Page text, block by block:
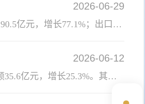
2026-06-29
1-5月份，全市外贸进出口总额335.1亿元，增长68.7%，连续4个月保持60.0%以上增速，占全区外贸总额的31.1%。其中，进口额290.5亿元，增长77.1%；出口额44.6亿元，增长28.7%。
2026-06-12
1-4月份，全市外贸进出口总额268.8亿元，同比增长75.1%，快于全区46.4个百分点。其中，进口额233.2亿元，增长86.4%；出口额35.6亿元，增长25.3%。其中，4月当月进出口额73.7亿元，同比增长60.5%，创历史新高。甘其毛都口岸进出口货运量1841.4万吨，增长51.3%，较一季度加快4.8个百分点。其中，进口煤炭、铜精粉分别增长51.3%、54.7%；出口货物增长39.0%，较一季度加快28.9个百分点。